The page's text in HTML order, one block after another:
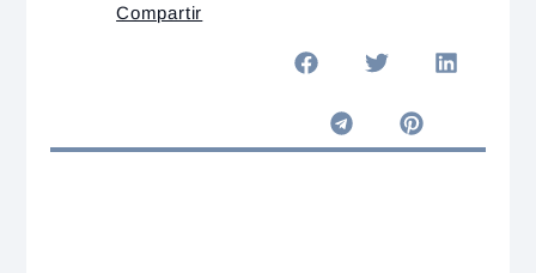
Compartir